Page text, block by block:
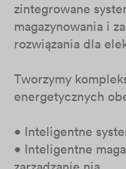
zintegrowane
magazynowania i
rozwiązania dla
Tworzymy
energetycznych
• Inteligentne
• Inteligentne